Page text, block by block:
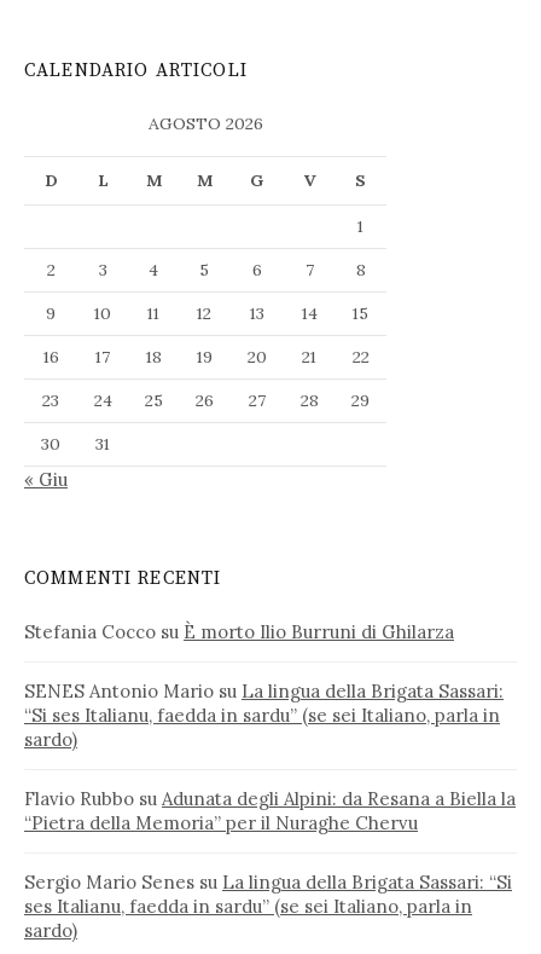
CALENDARIO ARTICOLI
AGOSTO 2026
D L M M G V S
1
2
3 4 5 6 7
8
9
10 11 12 13 14
15
16
17 18 19 20 21
22
23
24 25 26 27 28
29
30
31
« Giu
COMMENTI RECENTI
Stefania Cocco su È morto Ilio Burruni di Ghilarza
SENES Antonio Mario su La lingua della Brigata Sassari:
“Si ses Italianu, faedda in sardu” (se sei Italiano, parla in
sardo)
Flavio Rubbo su Adunata degli Alpini: da Resana a Biella la
“Pietra della Memoria” per il Nuraghe Chervu
Sergio Mario Senes su La lingua della Brigata Sassari: “Si
ses Italianu, faedda in sardu” (se sei Italiano, parla in
sardo)